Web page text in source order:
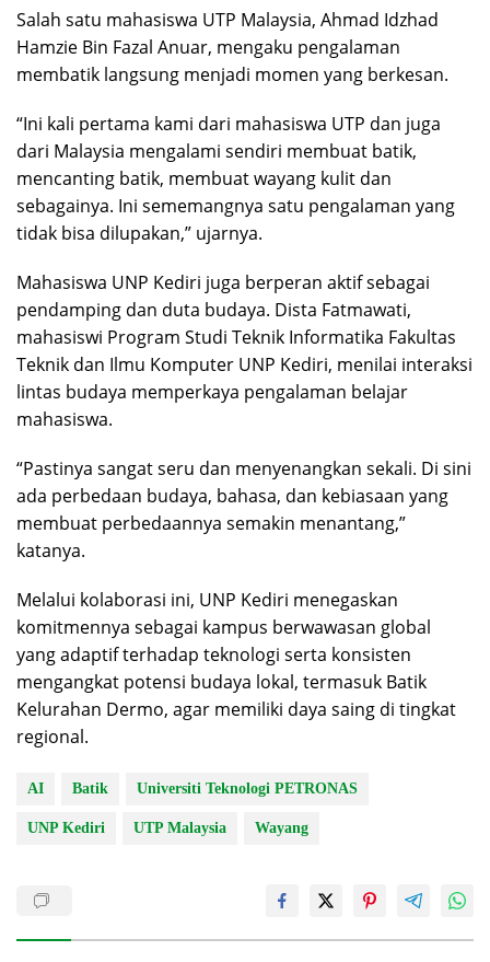
Salah satu mahasiswa UTP Malaysia, Ahmad Idzhad
Hamzie Bin Fazal Anuar, mengaku pengalaman
membatik langsung menjadi momen yang berkesan.
“Ini kali pertama kami dari mahasiswa UTP dan juga
dari Malaysia mengalami sendiri membuat batik,
mencanting batik, membuat wayang kulit dan
sebagainya. Ini sememangnya satu pengalaman yang
tidak bisa dilupakan,” ujarnya.
Mahasiswa UNP Kediri juga berperan aktif sebagai
pendamping dan duta budaya. Dista Fatmawati,
mahasiswi Program Studi Teknik Informatika Fakultas
Teknik dan Ilmu Komputer UNP Kediri, menilai interaksi
lintas budaya memperkaya pengalaman belajar
mahasiswa.
“Pastinya sangat seru dan menyenangkan sekali. Di sini
ada perbedaan budaya, bahasa, dan kebiasaan yang
membuat perbedaannya semakin menantang,”
katanya.
Melalui kolaborasi ini, UNP Kediri menegaskan
komitmennya sebagai kampus berwawasan global
yang adaptif terhadap teknologi serta konsisten
mengangkat potensi budaya lokal, termasuk Batik
Kelurahan Dermo, agar memiliki daya saing di tingkat
regional.
AI Batik Universiti Teknologi PETRONAS
UNP Kediri UTP Malaysia Wayang